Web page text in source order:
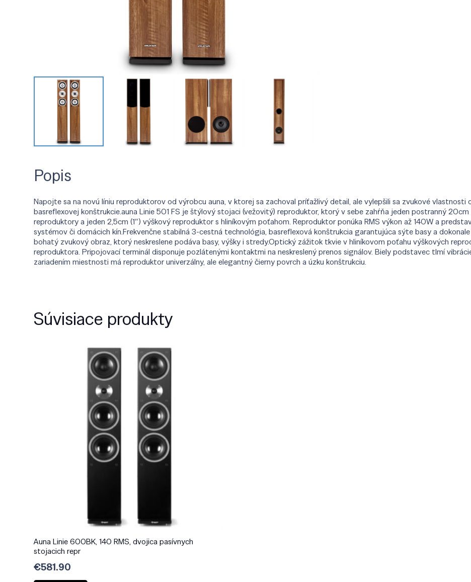
Popis
Napojte sa na novú líniu reproduktorov od výrobcu auna, v ktorej sa zachoval príťažlivý detail, ale vylepšili sa zvukové
basreflexovej konštrukcie.auna Linie 501 FS je štýlový stojaci (vežovitý) reproduktor, ktorý v sebe zahŕňa jeden postranný
reproduktory a jeden 2,5cm (1″) výškový reproduktor s hliníkovým poťahom. Reproduktor ponúka RMS výkon až 140W a
systémov či domácich kín.Frekvenčne stabilná 3-cestná technológia, basreflexová konštrukcia garantujúca sýte basy a
bohatý zvukový obraz, ktorý neskreslene podáva basy, výšky i stredy.Optický zážitok tkvie v hliníkovom poťahu výškových
reproduktora. Pripojovací terminál disponuje pozlátenými kontaktmi na neskreslený prenos signálov. Biely podstavec tlmí
zariadením miestnosti má reproduktor univerzálny, ale elegantný čierny povrch a úzku konštrukciu.
Súvisiace produkty
Auna Linie 600BK, 140 RMS, dvojica pasívnych
stojacich repr
€581.90